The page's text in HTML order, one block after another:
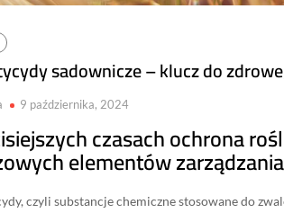
sadownicze – klucz do
9 października, 2024
czasach ochrona
elementów
czyli substancje chemiczne stosowane do